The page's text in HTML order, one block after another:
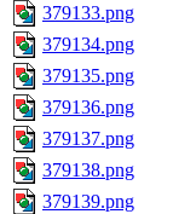
379133.png
379134.png
379135.png
379136.png
379137.png
379138.png
379139.png